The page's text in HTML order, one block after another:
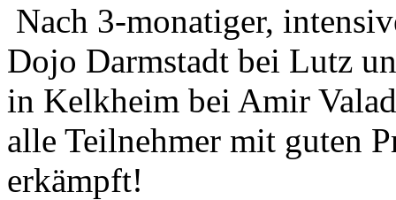
Nach 3-monatiger,
Dojo Darmstadt bei Lutz
in Kelkheim bei Amir
alle Teilnehmer mit guten
erkämpft!